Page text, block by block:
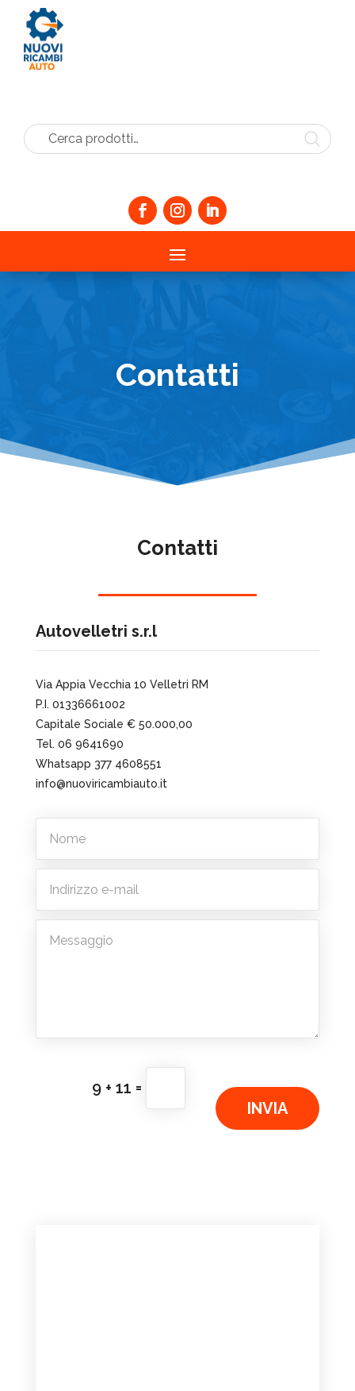
Cerca prodotti…
Contatti
Contatti
Autovelletri s.r.l
Via Appia Vecchia 10 Velletri RM
P.I. 01336661002
Capitale Sociale € 50.000,00
Tel. 06 9641690
Whatsapp 377 4608551
info@nuoviricambiauto.it
9 + 11 =
INVIA